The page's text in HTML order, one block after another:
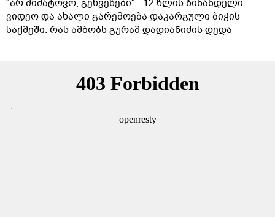
"არ მიმატოვო, გეხვეწები" - 12 წლის წინანდელი
ვიდეო და ახალი გარემოება დაკარგული ბიჭის
საქმეში: რას ამბობს გურამ დადიანიძის დედა